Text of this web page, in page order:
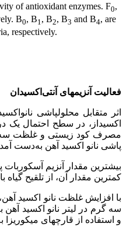
of antioxidant enzymes. F0,
B0, B1 , B2, B3 and B4, are
respectively.
فعالیت آنزیم­های آنتی‌اکسیدان
اثر متقابل محلول­پاشی
مصرف کود زیستی و غلظت سه
پاشی نانو اکسید آهن به‌دست
بیشترین مقدار آنزیم
کمترین مقدار آن، از تلقیح گیاه
با افزایش غلظت نانو اکسید
سه گرم در لیتر نانو اکسید
و استفاده از قارچ­های میکوریزا